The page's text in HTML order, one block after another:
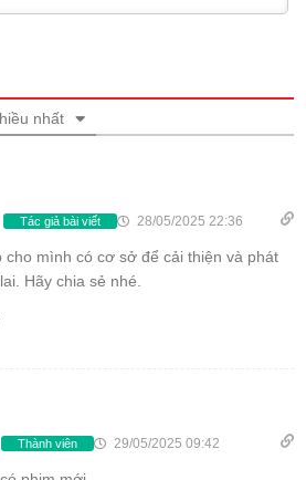
nhất
Tác giả bài viết 28/05/2025 22:36
cho mình có cơ sở để cải thiện và phát
Hãy chia sẻ nhé.
Thành viên 29/05/2025 09:42